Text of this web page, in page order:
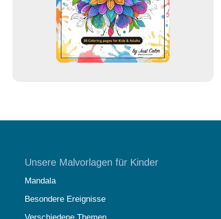
Unsere Malvorlagen für Kinder
Mandala
Besondere Ereignisse